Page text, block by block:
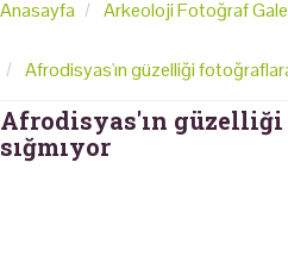
Anasayfa Arkeoloji Fotoğraf
Afrodisyas'ın güzelliği
Afrodisyas'ın
sığmıyor